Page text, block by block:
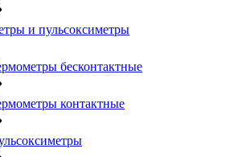
и пульсоксиметры
бесконтактные
контактные